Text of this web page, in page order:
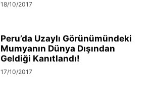
18/10/2017
Peru’da Uzaylı Görünümündeki
Mumyanın Dünya Dışından
Geldiği Kanıtlandı!
17/10/2017